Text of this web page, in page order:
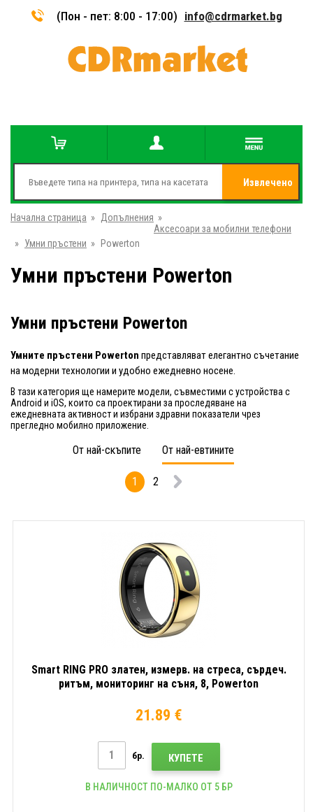
(Пон - пет: 8:00 - 17:00) info@cdrmarket.bg
Извлечено
Начална страница » Допълнения »
Аксесоари за мобилни телефони
» Умни пръстени » Powerton
Умни пръстени Powerton
Умни пръстени Powerton
Умните пръстени Powerton представляват елегантно съчетание
на модерни технологии и удобно ежедневно носене.
В тази категория ще намерите модели, съвместими с устройства с
Android и iOS, които са проектирани за проследяване на
ежедневната активност и избрани здравни показатели чрез
прегледно мобилно приложение.
От най-скъпите От най-евтините
1 2
Smart RING PRO златен, измерв. на стреса, сърдеч.
ритъм, мониторинг на съня, 8, Powerton
21.89 €
бр. КУПЕТЕ
В НАЛИЧНОСТ ПО-МАЛКО ОТ 5 БР